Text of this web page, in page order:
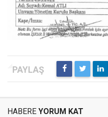
HABERE YORUM KAT